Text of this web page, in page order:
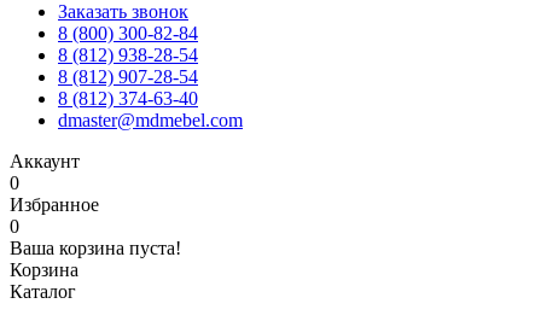
Заказать звонок
8 (800) 300-82-84
8 (812) 938-28-54
8 (812) 907-28-54
8 (812) 374-63-40
dmaster@mdmebel.com
Аккаунт
0
Избранное
0
Ваша корзина пуста!
Корзина
Каталог